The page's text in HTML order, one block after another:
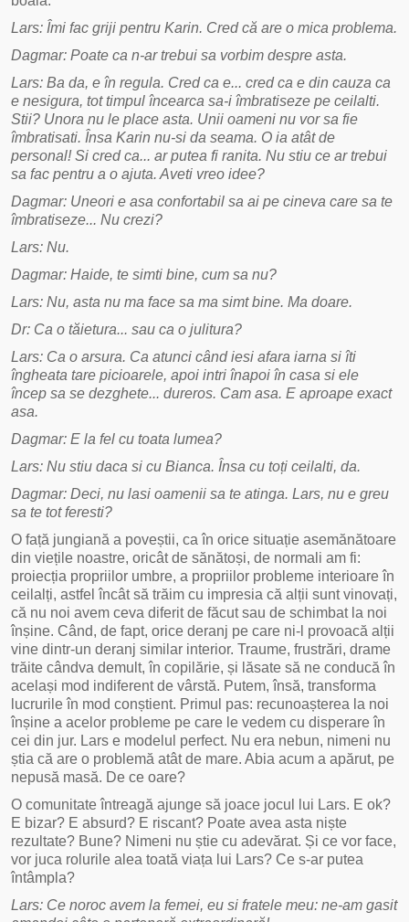
Lars: Îmi fac griji pentru Karin. Cred că are o mica problema.
Dagmar: Poate ca n-ar trebui sa vorbim despre asta.
Lars: Ba da, e în regula. Cred ca e... cred ca e din cauza ca
e nesigura, tot timpul încearca sa-i îmbratiseze pe ceilalti.
Stii? Unora nu le place asta. Unii oameni nu vor sa fie
îmbratisati. Însa Karin nu-si da seama. O ia atât de
personal! Si cred ca... ar putea fi ranita. Nu stiu ce ar trebui
sa fac pentru a o ajuta. Aveti vreo idee?
Dagmar: Uneori e asa confortabil sa ai pe cineva care sa te
îmbratiseze... Nu crezi?
Lars: Nu.
Dagmar: Haide, te simti bine, cum sa nu?
Lars: Nu, asta nu ma face sa ma simt bine. Ma doare.
Dr: Ca o tăietura... sau ca o julitura?
Lars: Ca o arsura. Ca atunci când iesi afara iarna si îti
îngheata tare picioarele, apoi intri înapoi în casa si ele
încep sa se dezghete... dureros. Cam asa. E aproape exact
asa.
Dagmar: E la fel cu toata lumea?
Lars: Nu stiu daca si cu Bianca. Însa cu toți ceilalti, da.
Dagmar: Deci, nu lasi oamenii sa te atinga. Lars, nu e greu
sa te tot feresti?
O față jungiană a poveștii, ca în orice situație asemănătoare
din viețile noastre, oricât de sănătoși, de normali am fi:
proiecția propriilor umbre, a propriilor probleme interioare în
ceilalți, astfel încât să trăim cu impresia că alții sunt vinovați,
că nu noi avem ceva diferit de făcut sau de schimbat la noi
înșine. Când, de fapt, orice deranj pe care ni-l provoacă alții
vine dintr-un deranj similar interior. Traume, frustrări, drame
trăite cândva demult, în copilărie, și lăsate să ne conducă în
același mod indiferent de vârstă. Putem, însă, transforma
lucrurile în mod conștient. Primul pas: recunoașterea la noi
înșine a acelor probleme pe care le vedem cu disperare în
cei din jur. Lars e modelul perfect. Nu era nebun, nimeni nu
știa că are o problemă atât de mare. Abia acum a apărut, pe
nepusă masă. De ce oare?
O comunitate întreagă ajunge să joace jocul lui Lars. E ok?
E bizar? E absurd? E riscant? Poate avea asta niște
rezultate? Bune? Nimeni nu știe cu adevărat. Și ce vor face,
vor juca rolurile alea toată viața lui Lars? Ce s-ar putea
întâmpla?
Lars: Ce noroc avem la femei, eu si fratele meu: ne-am gasit